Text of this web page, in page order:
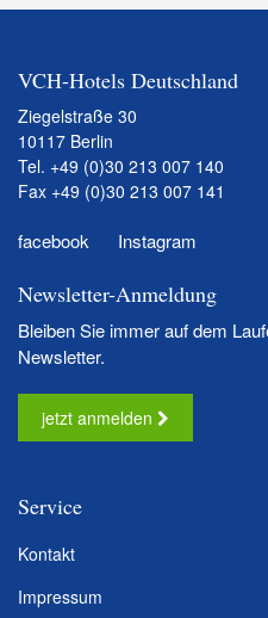
VCH-Hotels Deutschland
Ziegelstraße 30
10117 Berlin
Tel. +49 (0)30 213 007 140
Fax +49 (0)30 213 007 141
facebook Instagram
Newsletter-Anmeldung
Bleiben Sie immer auf dem
Newsletter.
jetzt anmelden
Service
Kontakt
Impressum